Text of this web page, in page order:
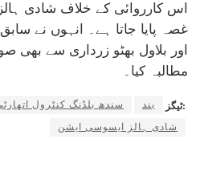
اس کارروائی کے خلاف شادی
غصہ پایا جاتا ہے۔ انہوں نے
اور بلاول بھٹو زرداری سے بھی
مطالبہ کیا۔
ٹیگز: بند
سندھ بلڈنگ کنٹرول
شادی ہالز ایسوسی ایشن